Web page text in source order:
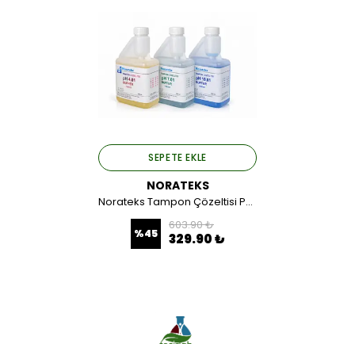
SEPETE EKLE
NORATEKS
Norateks Tampon Çözeltisi Ph: 4.00 500 ML.
%45
603.90 ₺
329.90 ₺